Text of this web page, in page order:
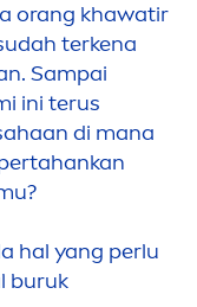
orang khawatir
terkena
Sampai
ini terus
di mana
hal yang perlu
buruk